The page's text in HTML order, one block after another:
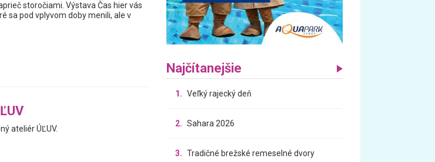
storočiami. Výstava Čas hier vás
sa pod vplyvom doby menili, ale v
ateliér ÚĽUV.
Najčítanejšie
1. Veľký rajecký deň
2. Sahara 2026
3. Tradičné brežské remeselné dvory